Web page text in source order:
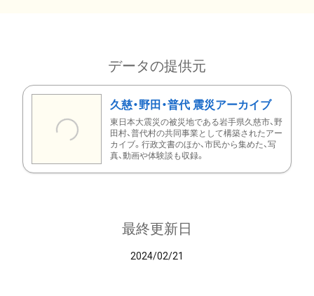
データの提供元
久慈・野田・普代 震災アーカイブ
東日本大震災の被災地である岩手県久慈市、野
田村、普代村の共同事業として構築されたアー
カイブ。行政文書のほか、市民から集めた、写
真、動画や体験談も収録。
最終更新日
2024/02/21